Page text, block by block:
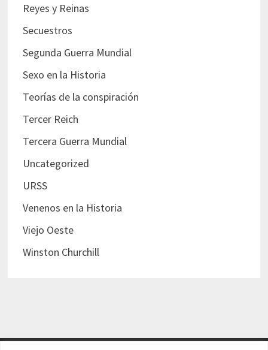
Reyes y Reinas
Secuestros
Segunda Guerra Mundial
Sexo en la Historia
Teorías de la conspiración
Tercer Reich
Tercera Guerra Mundial
Uncategorized
URSS
Venenos en la Historia
Viejo Oeste
Winston Churchill